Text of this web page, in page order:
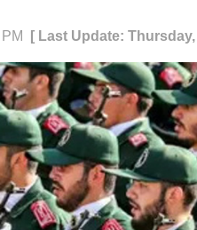
[ Last Update: